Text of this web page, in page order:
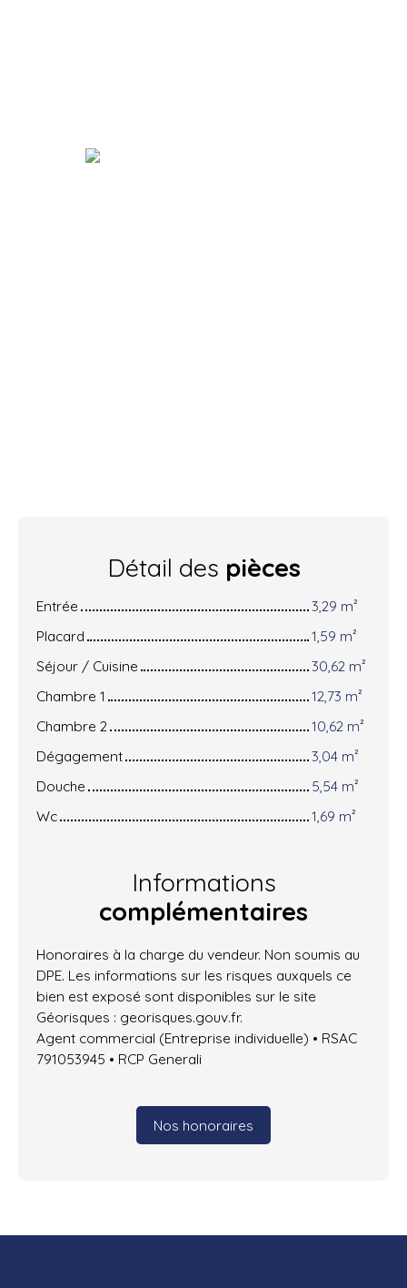
Détail des pièces
Entrée
3,29 m²
Placard
1,59 m²
Séjour / Cuisine
30,62 m²
Chambre 1
12,73 m²
Chambre 2
10,62 m²
Dégagement
3,04 m²
Douche
5,54 m²
Wc
1,69 m²
Informations
complémentaires
Honoraires à la charge du vendeur. Non soumis au
DPE. Les informations sur les risques auxquels ce
bien est exposé sont disponibles sur le site
Géorisques : georisques.gouv.fr.
Agent commercial (Entreprise individuelle) • RSAC
791053945 • RCP Generali
Nos honoraires